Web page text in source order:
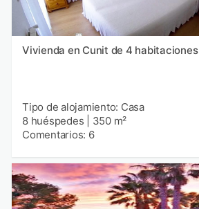
Vivienda en Cunit de 4 habitaciones
Tipo de alojamiento: Casa
8 huéspedes
350 m²
Comentarios: 6